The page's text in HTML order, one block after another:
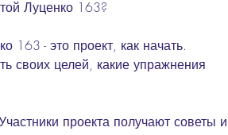
Луценко 163?
163 - это проект, как начать.
своих целей, какие упражнения
проекта получают советы и